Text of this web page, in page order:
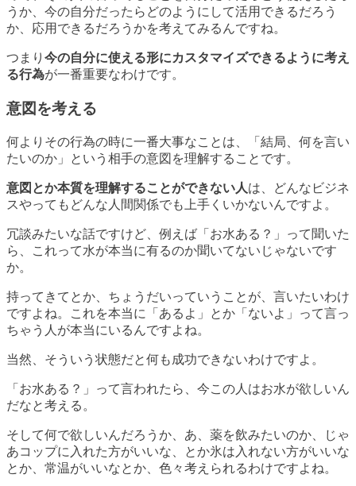
うか、今の自分だったらどのようにして活用できるだろう
か、応用できるだろうかを考えてみるんですね。
つまり 今の自分に使える形にカスタマイズできるように考え
る行為が一番重要なわけです。
意図を考える
何よりその行為の時に一番大事なことは、
「結局、何を言い
たいのか」という相手の意図を理解する ことです。
意図とか本質を理解することができない人は、どんなビジネ
スやってもどんな人間関係でも上手くいかないんですよ。
冗談みたいな話ですけど、例えば「お水ある？」って聞いた
ら、これって水が本当に有るのか聞いてないじゃないです
か。
持ってきてとか、ちょうだいっていうことが、言いたいわけ
ですよね。これを本当に「あるよ」とか「ないよ」って言っ
ちゃう人が本当にいるんですよね。
当然、 そういう状態だと何も成功できないわけですよ。
「お水ある？」って言われたら、今この人はお水が欲しいん
だなと考える。
そして何で欲しいんだろうか、あ、薬を飲みたいのか、じゃ
あコップに入れた方がいいな、とか氷は入れない方がいいな
とか、常温がいいなとか、色々考えられるわけですよね。